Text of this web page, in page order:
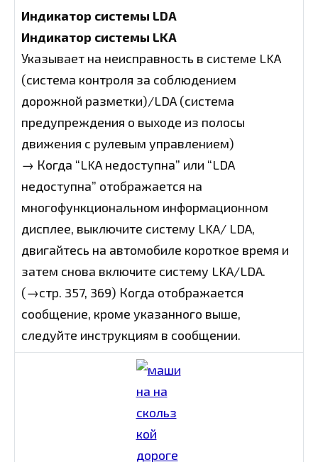
Индикатор системы LDA
Индикатор системы LKA
Указывает на неисправность в системе LKA
(система контроля за соблюдением
дорожной разметки)/LDA (система
предупреждения о выходе из полосы
движения с рулевым управлением)
→ Когда “LKA недоступна” или “LDA
недоступна” отображается на
многофункциональном информационном
дисплее, выключите систему LKA/ LDA,
двигайтесь на автомобиле короткое время и
затем снова включите систему LKA/LDA.
(→стр. 357, 369) Когда отображается
сообщение, кроме указанного выше,
следуйте инструкциям в сообщении.